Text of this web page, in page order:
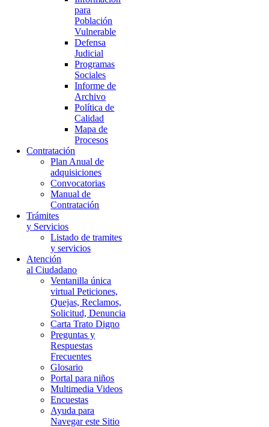
para
Población
Vulnerable
Defensa
Judicial
Programas
Sociales
Informe de
Archivo
Política de
Calidad
Mapa de
Procesos
Contratación
Plan Anual de
adquisiciones
Convocatorias
Manual de
Contratación
Trámites
y Servicios
Listado de tramites
y servicios
Atención
al Ciudadano
Ventanilla única
virtual Peticiones,
Quejas, Reclamos,
Solicitud, Denuncia
Carta Trato Digno
Preguntas y
Respuestas
Frecuentes
Glosario
Portal para niños
Multimedia Videos
Encuestas
Ayuda para
Navegar este Sitio